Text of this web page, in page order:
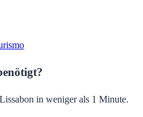
in weniger als 1 Minute.